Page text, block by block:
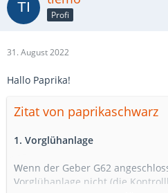
Profi
31. August 2022
Hallo Paprika!
Zitat von paprikaschwarz
1. Vorglühanlage
Wenn der Geber G62
Vorglühanlage nicht (die